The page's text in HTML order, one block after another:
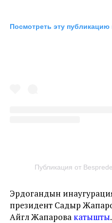
Посмотреть эту публикацию
Публикация от
Эрдогандын
президент Садыр
Айгүл Жапарова катышты.